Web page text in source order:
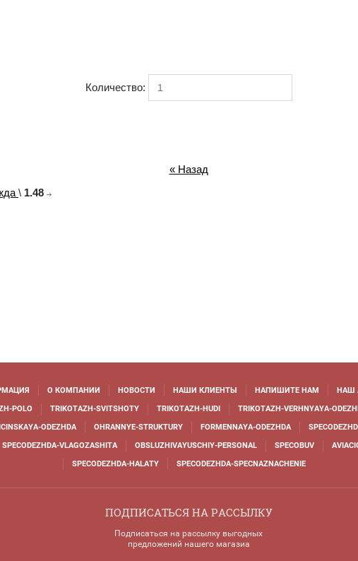
Количество:
« Назад
\ 1.48
О КОМПАНИИ НОВОСТИ НАШИ КЛИЕНТЫ НАПИШИТЕ НАМ НАШ
POLO TRIKOTAZH-SVITSHOTY TRIKOTAZH-HUDI TRIKOTAZH-VERHNYAYA-
ODEZHDA OHRANNYE-STRUKTURY FORMENNAYA-ODEZHDA
SPECODEZHDA-VLAGOZASHITA OBSLUZHIVAYUSCHIY-PERSONAL SPECOBUV
SPECODEZHDA-HALATY
SPECODEZHDA-SPECNAZNACHENIE
ПОДПИСАТЬСЯ НА РАССЫЛКУ
Подписаться на рассылку выгодных
предложений нашего магазиа